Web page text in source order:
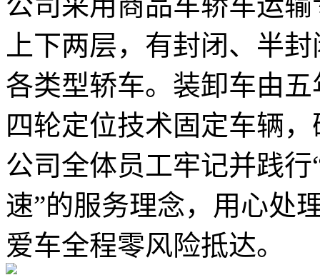
上下两层，有封闭、半
各类型轿车。装卸车由
四轮定位技术固定车辆
公司全体员工牢记并践
速”的服务理念，用心处
爱车全程零风险抵达。